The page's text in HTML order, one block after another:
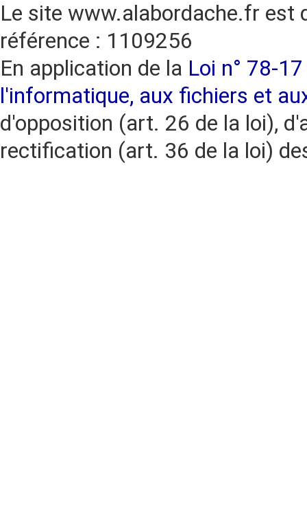
Le site www.alabordache.fr est
référence : 1109256
En application de la Loi n° 78-
l'informatique, aux fichiers et
d'opposition (art. 26 de la loi),
rectification (art. 36 de la loi)